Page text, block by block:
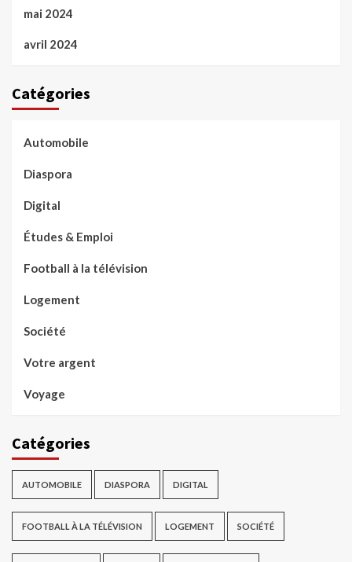
mai 2024
avril 2024
Catégories
Automobile
Diaspora
Digital
Études & Emploi
Football à la télévision
Logement
Société
Votre argent
Voyage
Catégories
AUTOMOBILE DIASPORA DIGITAL
FOOTBALL À LA TÉLÉVISION LOGEMENT SOCIÉTÉ